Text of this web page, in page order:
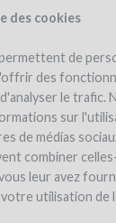
des cookies
de
des
le trafic.
sur
de médias
combiner
leur avez
utilisation de
détails du projet les
winefunders(83)